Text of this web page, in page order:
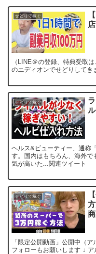
せどりで稼ぐ
（LINE＠の登録、特典受取
のエディオンでせどりしてき
せどりで稼ぐ
ヘルス&ビューティー、通称
す。国内はもちろん、海外で
気が高いた...関連ツイート
せどりで稼ぐ
「限定公開動画」公開中（
フォローもお願いします ↓